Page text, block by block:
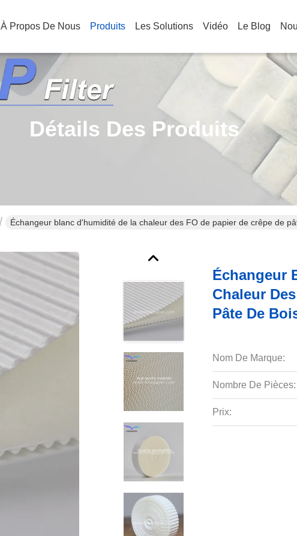
À Propos De Nous Produits Les Solutions Vidéo Le Blog
Détails Des Produits
Échangeur blanc d'humidité de la chaleur des FO de papier de crêpe de
Échangeur
Chaleur
Pâte De
Nom De Marque:
Nombre De Pièces:
Prix: